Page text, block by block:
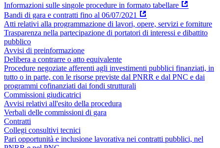
Informazioni sulle singole procedure in formato tabellare
Bandi di gara e contratti fino al 06/07/2021
Atti relativi alla programmazione di lavori, opere, servizi e forniture
Trasparenza nella partecipazione di portatori di interessi e dibattito
pubblico
Avvisi di preinformazione
Delibera a contrarre o atto equivalente
Procedure negoziate afferenti agli investimenti pubblici finanziati, in
tutto o in parte, con le risorse previste dal PNRR e dal PNC e dai
programmi cofinanziati dai fondi strutturali
Commissioni giudicatrici
Avvisi relativi all'esito della procedura
Verbali delle commissioni di gara
Contratti
Collegi consultivi tecnici
Pari opportunità e inclusione lavorativa nei contratti pubblici, nel